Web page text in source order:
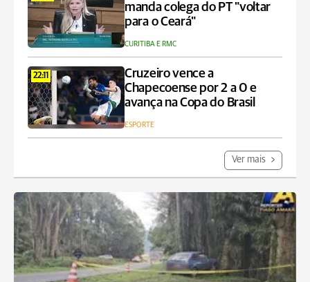
manda colega do PT "voltar
para o Ceará"
CURITIBA E RMC
22:11
Cruzeiro vence a
Chapecoense por 2 a 0 e
avança na Copa do Brasil
ESPORTE
Ver mais